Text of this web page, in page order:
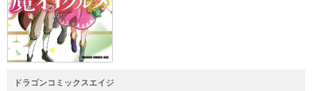
ドラゴンコミックスエイジ